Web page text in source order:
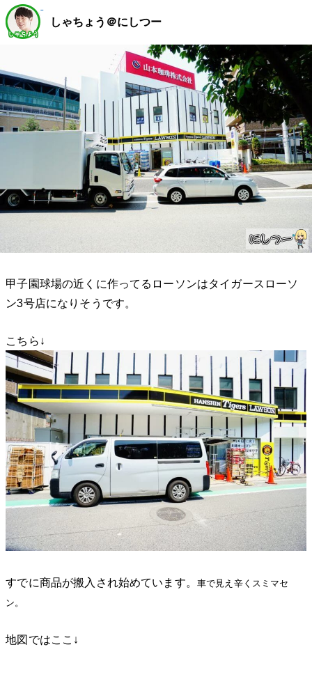
しゃちょう＠にしつー
甲子園球場の近くに作ってるローソンはタイガースローソ
ン3号店になりそうです。
こちら↓
すでに商品が搬入され始めています。
車で見え辛くスミマセ
ン。
地図ではここ↓